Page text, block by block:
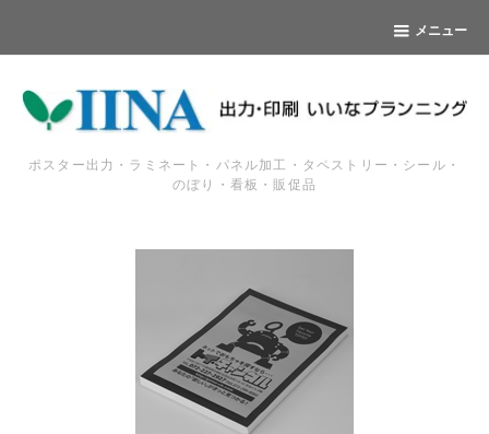
メニュー
ポスター出力・ラミネート・パネル加工・タペストリー・シール・
のぼり・看板・販促品